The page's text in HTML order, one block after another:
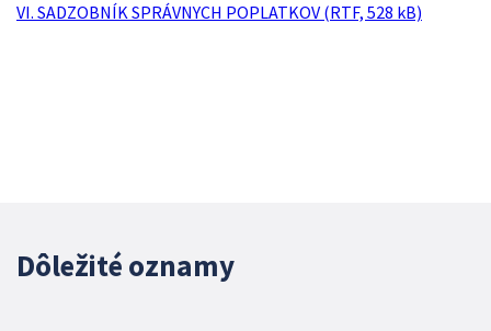
VI. SADZOBNÍK SPRÁVNYCH POPLATKOV (RTF, 528 kB)
Dôležité oznamy